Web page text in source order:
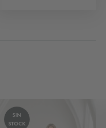
SIN
STOCK